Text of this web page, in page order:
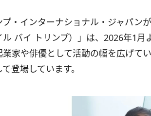
プ・インターナショナル・ジャパン
ル バイ トリンプ）」は、2026年1
業家や俳優として活動の幅を広げて
登場しています。